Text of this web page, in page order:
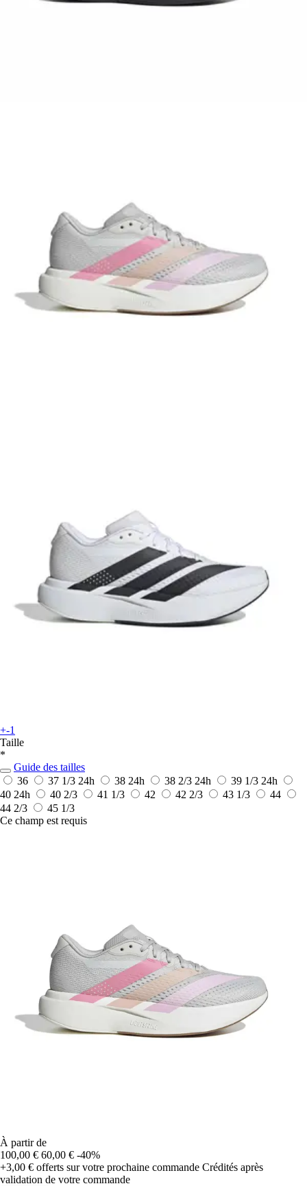
+-1
Taille
*
Guide des tailles
36
37 1/3 24h 38 24h 38 2/3 24h 39 1/3 24h
40 24h 40 2/3 41 1/3 42 42 2/3 43 1/3
44
44 2/3
45 1/3
Ce champ est requis
À partir de
100,00 € 60,00 € -40%
+3,00 € offerts sur votre prochaine commande Crédités après
validation de votre commande